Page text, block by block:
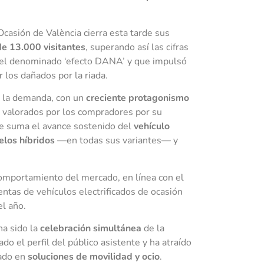
de València cierra esta tarde sus
13.000 visitantes, superando así las cifras
denominado ‘efecto DANA’ y que impulsó
dañados por la riada.
demanda, con un creciente protagonismo
valorados por los compradores por su
el avance sostenido delvehículo
híbridos—en todas sus variantes— y
del mercado, en línea con el
de vehículos electrificados de ocasión
año.
sido lacelebración simultánea de la
el perfil del público asistente y ha atraído
en soluciones de movilidad y ocio.